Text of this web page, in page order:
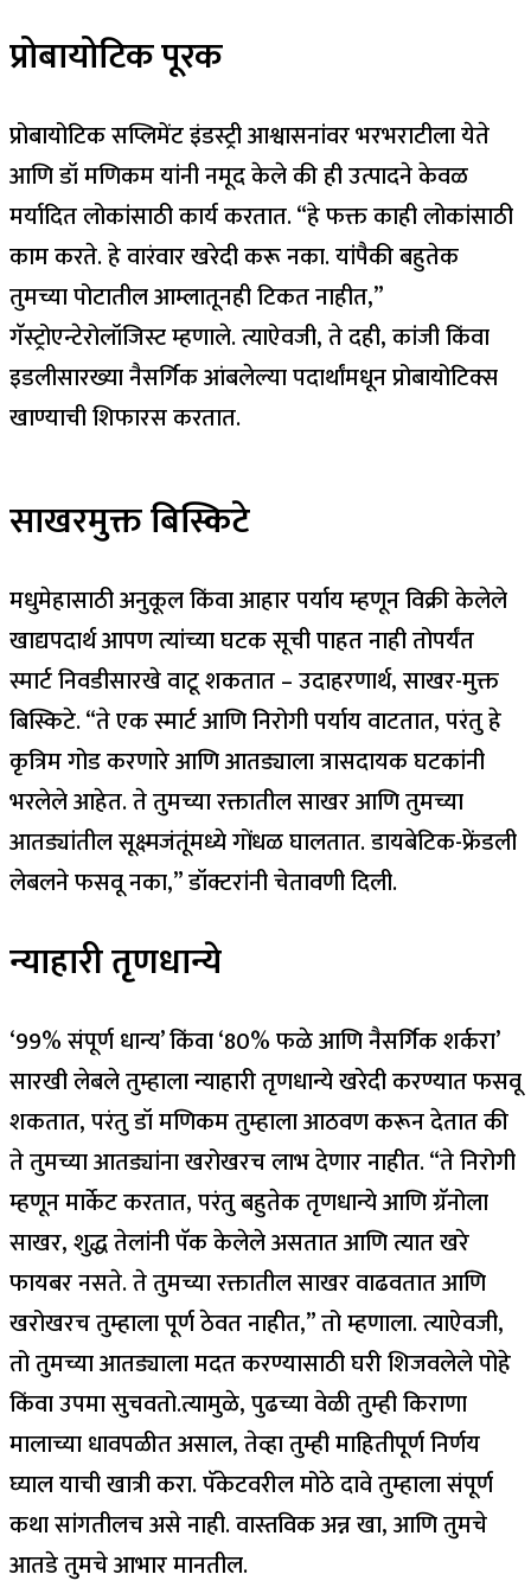
प्रोबायोटिक पूरक
प्रोबायोटिक सप्लिमेंट इंडस्ट्री आश्वासनांवर भरभराटीला येते
आणि डॉ मणिकम यांनी नमूद केले की ही उत्पादने केवळ
मर्यादित लोकांसाठी कार्य करतात. “हे फक्त काही लोकांसाठी
काम करते.हे वारंवार खरेदी करू नका. यांपैकी बहुतेक
तुमच्या पोटातील आम्लातूनही टिकत नाहीत,”
गॅस्ट्रोएन्टेरोलॉजिस्ट म्हणाले. त्याऐवजी, ते दही, कांजी किंवा
इडलीसारख्या नैसर्गिक आंबलेल्या पदार्थांमधून प्रोबायोटिक्स
खाण्याची शिफारस करतात.
साखरमुक्त बिस्किटे
मधुमेहासाठी अनुकूल किंवा आहार पर्याय म्हणून विक्री केलेले
खाद्यपदार्थ आपण त्यांच्या घटक सूची पाहत नाही तोपर्यंत
स्मार्ट निवडीसारखे वाटू शकतात – उदाहरणार्थ, साखर-मुक्त
बिस्किटे. “ते एक स्मार्ट आणि निरोगी पर्याय वाटतात, परंतु हे
कृत्रिम गोड करणारे आणि आतड्याला त्रासदायक घटकांनी
भरलेले आहेत.ते तुमच्या रक्तातील साखर आणि तुमच्या
आतड्यांतील सूक्ष्मजंतूंमध्ये गोंधळ घालतात. डायबेटिक-फ्रेंडली
लेबलने फसवू नका,” डॉक्टरांनी चेतावणी दिली.
न्याहारी तृणधान्ये
‘99% संपूर्ण धान्य’ किंवा ‘80% फळे आणि नैसर्गिक शर्करा’
सारखी लेबले तुम्हाला न्याहारी तृणधान्ये खरेदी करण्यात फसवू
शकतात, परंतु डॉ मणिकम तुम्हाला आठवण करून देतात की
ते तुमच्या आतड्यांना खरोखरच लाभ देणार नाहीत. “ते निरोगी
म्हणून मार्केट करतात, परंतु बहुतेक तृणधान्ये आणि ग्रॅनोला
साखर, शुद्ध तेलांनी पॅक केलेले असतात आणि त्यात खरे
फायबर नसते. ते तुमच्या रक्तातील साखर वाढवतात आणि
खरोखरच तुम्हाला पूर्ण ठेवत नाहीत,” तो म्हणाला. त्याऐवजी,
तो तुमच्या आतड्याला मदत करण्यासाठी घरी शिजवलेले पोहे
किंवा उपमा सुचवतो.त्यामुळे, पुढच्या वेळी तुम्ही किराणा
मालाच्या धावपळीत असाल, तेव्हा तुम्ही माहितीपूर्ण निर्णय
घ्याल याची खात्री करा. पॅकेटवरील मोठे दावे तुम्हाला संपूर्ण
कथा सांगतीलच असे नाही. वास्तविक अन्न खा, आणि तुमचे
आतडे तुमचे आभार मानतील.